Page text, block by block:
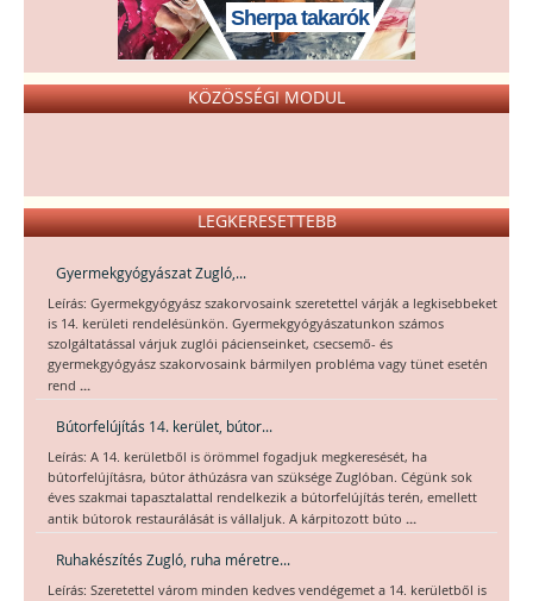
Sherpa takarók
KÖZÖSSÉGI MODUL
LEGKERESETTEBB
Gyermekgyógyászat Zugló,...
Leírás: Gyermekgyógyász szakorvosaink szeretettel várják a legkisebbeket
is 14. kerületi rendelésünkön. Gyermekgyógyászatunkon számos
szolgáltatással várjuk zuglói pácienseinket, csecsemő- és
gyermekgyógyász szakorvosaink bármilyen probléma vagy tünet esetén
rend ...
Bútorfelújítás 14. kerület, bútor...
Leírás: A 14. kerületből is örömmel fogadjuk megkeresését, ha
bútorfelújításra, bútor áthúzásra van szüksége Zuglóban. Cégünk sok
éves szakmai tapasztalattal rendelkezik a bútorfelújítás terén, emellett
antik bútorok restaurálását is vállaljuk. A kárpitozott búto ...
Ruhakészítés Zugló, ruha méretre...
Leírás: Szeretettel várom minden kedves vendégemet a 14. kerületből is